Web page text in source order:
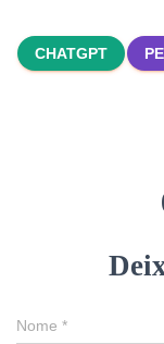
CHATGPT
Nome *